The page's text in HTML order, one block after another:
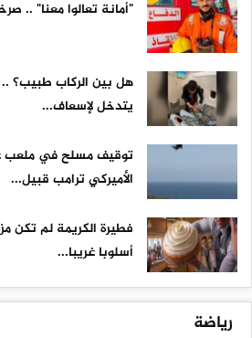
"أمانة تعالوا معنا" ..
هل بين الركاب طبيب؟ ..
يتدخل لإسعاف...
توقيف مسلح في ملعب
الأميركي ترامب قبيل...
فطيرة الكريمة لم
أسلوبا غريبا...
رياضة